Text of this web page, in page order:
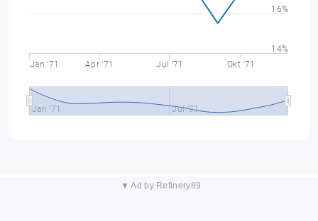
Jan '71 Apr '71 Jul '71 Okt '71
Jan '71 Jul '71
14%
16%
▼ Ad by Refinery89